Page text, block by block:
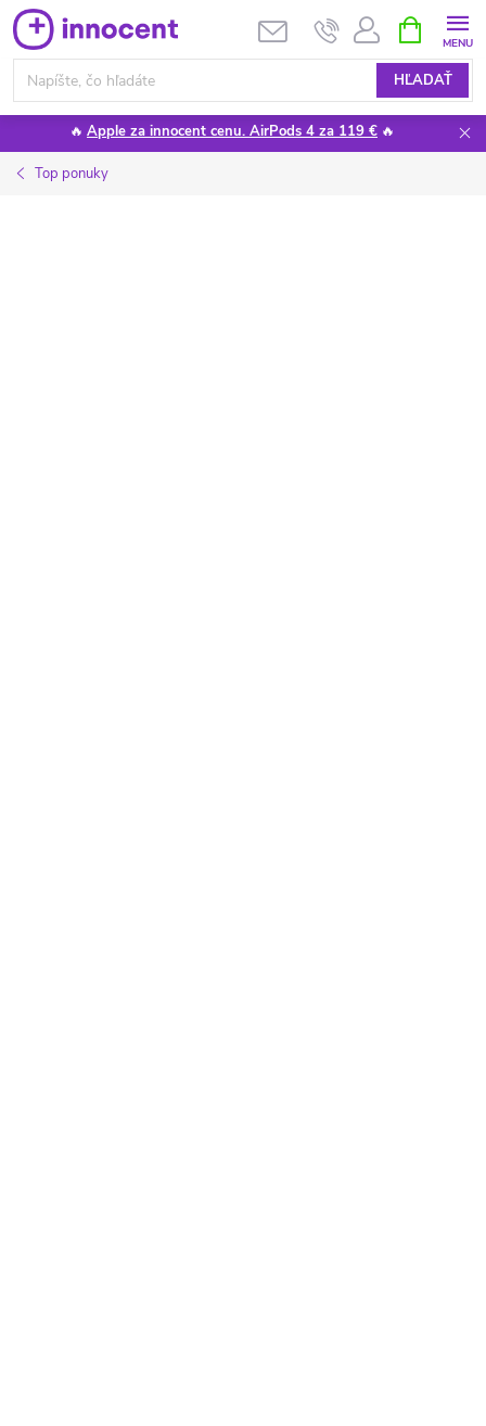
Prejsť
na
obsah
HĽADAŤ
KOŠÍK
🔥 Apple za innocent cenu. AirPods 4 za 119 € 🔥
Top ponuky